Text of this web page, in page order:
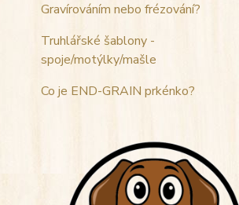
Gravírováním nebo frézování?
Truhlářské šablony -
spoje/motýlky/mašle
Co je END-GRAIN prkénko?